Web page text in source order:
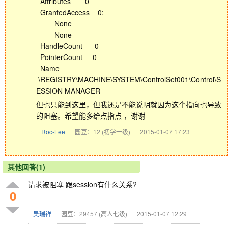
GrantedAccess 0:
None
None
HandleCount 0
PointerCount 0
Name
\REGISTRY\MACHINE\SYSTEM\ControlSet001\Control\S
ESSION MANAGER
但也只能到这里，但我还是不能说明就因为这个指向也导致
的阻塞。希望能多给点指点 ，谢谢
Roc-Lee | 园豆：12 (初学一级) | 2015-01-07 17:23
其他回答(1)
0
请求被阻塞 跟session有什么关系?
吴瑞祥 | 园豆：29457 (高人七级) | 2015-01-07 12:29